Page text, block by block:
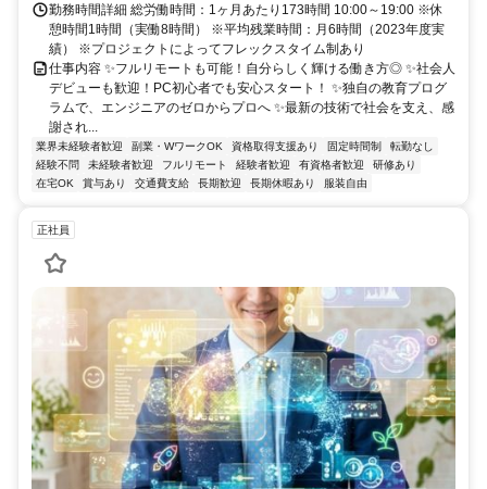
勤務時間詳細 総労働時間：1ヶ月あたり173時間 10:00～19:00 ※休
憩時間1時間（実働8時間） ※平均残業時間：月6時間（2023年度実
績） ※プロジェクトによってフレックスタイム制あり
仕事内容 ✨フルリモートも可能！自分らしく輝ける働き方◎ ✨社会人
デビューも歓迎！PC初心者でも安心スタート！ ✨独自の教育プログ
ラムで、エンジニアのゼロからプロへ ✨最新の技術で社会を支え、感
謝され...
業界未経験者歓迎 副業・WワークOK 資格取得支援あり 固定時間制
転勤なし
経験不問
未経験者歓迎 フルリモート 経験者歓迎 有資格者歓迎
研修あり
在宅OK
賞与あり 交通費支給 長期歓迎 長期休暇あり 服装自由
正社員